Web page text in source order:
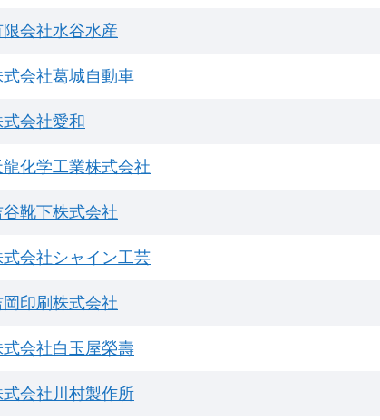
限会社水谷水産
式会社葛城自動車
式会社愛和
龍化学工業株式会社
谷靴下株式会社
式会社シャイン工芸
岡印刷株式会社
式会社白玉屋榮壽
式会社川村製作所